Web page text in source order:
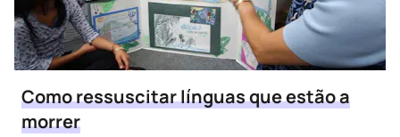
Como ressuscitar línguas que estão a
morrer